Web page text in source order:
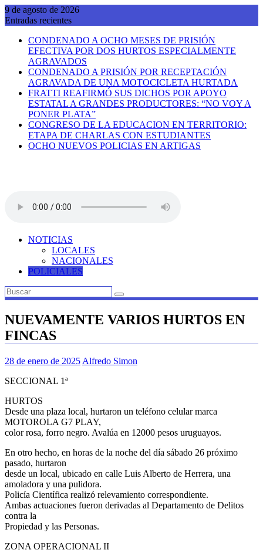
Saltar
al
9 de agosto de 2026
Entradas recientes
CONDENADO A OCHO MESES DE PRISIÓN
EFECTIVA POR DOS HURTOS ESPECIALMENTE
AGRAVADOS
CONDENADO A PRISIÓN POR RECEPTACIÓN
AGRAVADA DE UNA MOTOCICLETA HURTADA
FRATTI REAFIRMÓ SUS DICHOS POR APOYO
ESTATAL A GRANDES PRODUCTORES: “NO VOY A
PONER PLATA”
CONGRESO DE LA EDUCACION EN TERRITORIO:
ETAPA DE CHARLAS CON ESTUDIANTES
OCHO NUEVOS POLICIAS EN ARTIGAS
NOTICIAS
LOCALES
NACIONALES
POLICIALES
NUEVAMENTE VARIOS HURTOS EN
FINCAS
28 de enero de 2025 Alfredo Simon
SECCIONAL 1ª
HURTOS
Desde una plaza local, hurtaron un teléfono celular marca
MOTOROLA G7 PLAY,
color rosa, forro negro. Avalúa en 12000 pesos uruguayos.
En otro hecho, en horas de la noche del día sábado 26 próximo
pasado, hurtaron
desde un local, ubicado en calle Luis Alberto de Herrera, una
amoladora y una pulidora.
Policía Científica realizó relevamiento correspondiente.
Ambas actuaciones fueron derivadas al Departamento de Delitos
contra la
Propiedad y las Personas.
ZONA OPERACIONAL II